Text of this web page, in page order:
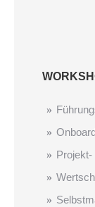
Projekt-